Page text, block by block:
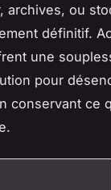
archives, ou
définitif.
une
pour
conservant ce